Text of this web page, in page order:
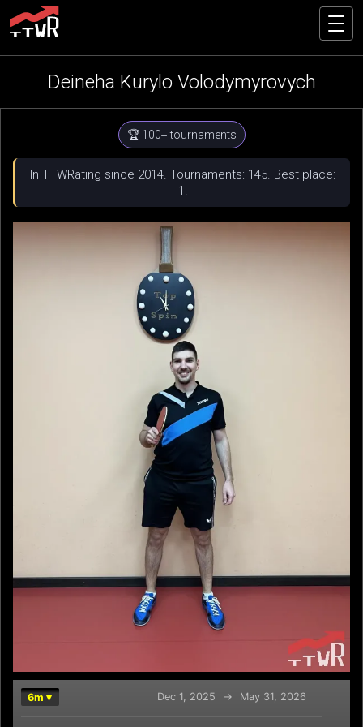
Deineha Kurylo Volodymyrovych
🏆 100+ tournaments
In TTWRating since 2014. Tournaments: 145. Best place:
1.
Chart Dec 1, 2025 → May 31, 2026
6m ▾